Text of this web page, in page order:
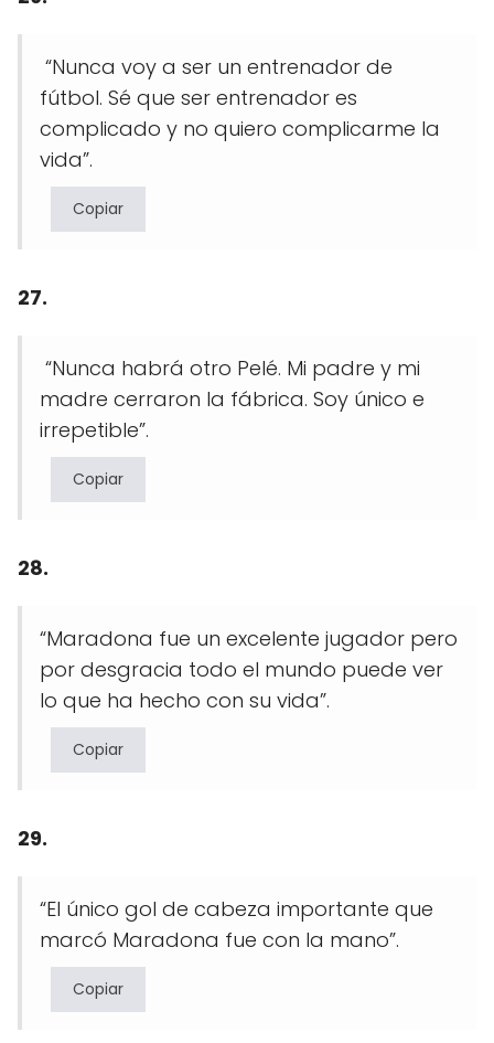
“Nunca voy a ser un entrenador de
fútbol. Sé que ser entrenador es
complicado y no quiero complicarme la
vida”.
Copiar
27.
“Nunca habrá otro Pelé. Mi padre y mi
madre cerraron la fábrica. Soy único e
irrepetible”.
Copiar
28.
“Maradona fue un excelente jugador pero
por desgracia todo el mundo puede ver
lo que ha hecho con su vida”.
Copiar
29.
“El único gol de cabeza importante que
marcó Maradona fue con la mano”.
Copiar